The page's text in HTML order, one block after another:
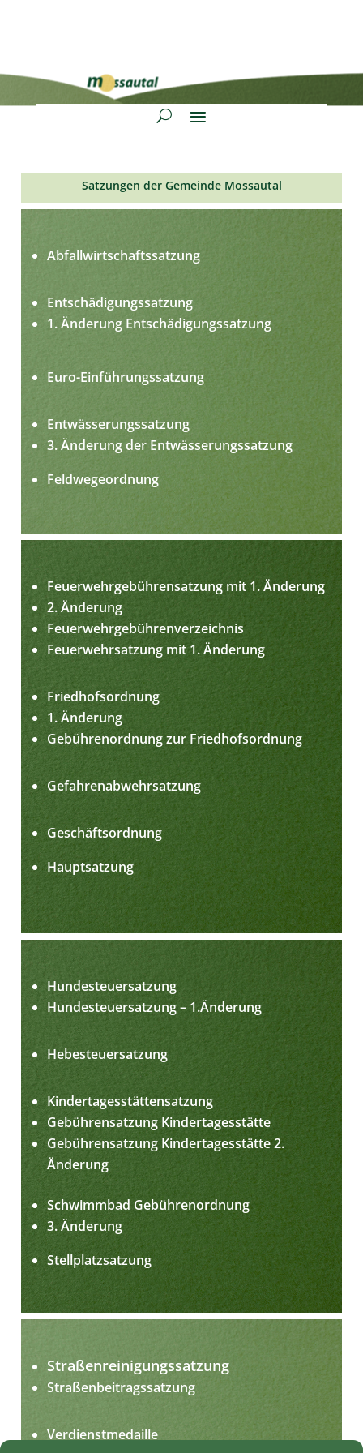
Satzungen der Gemeinde Mossautal
Abfallwirtschaftssatzung
Entschädigungssatzung
1. Änderung Entschädigungssatzung
Euro-Einführungssatzung
Entwässerungssatzung
3. Änderung der Entwässerungssatzung
Feldwegeordnung
Feuerwehrgebührensatzung mit 1. Änderung
2. Änderung
Feuerwehrgebührenverzeichnis
Feuerwehrsatzung mit 1. Änderung
Friedhofsordnung
1. Änderung
Gebührenordnung zur Friedhofsordnung
Gefahrenabwehrsatzung
Geschäftsordnung
Hauptsatzung
Hundesteuersatzung
Hundesteuersatzung – 1.Änderung
Hebesteuersatzung
Kindertagesstättensatzung
Gebührensatzung Kindertagesstätte
Gebührensatzung Kindertagesstätte 2.
Änderung
Schwimmbad Gebührenordnung
3. Änderung
Stellplatzsatzung
Straßenreinigungssatzung
Straßenbeitragssatzung
Verdienstmedaille